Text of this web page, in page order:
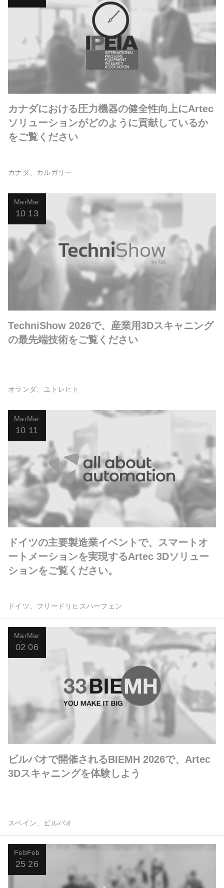
カナダにおける圧力機器の健全性向上にArtec
ソリューションがどのように貢献しているか
をご覧ください
カナダ、カルガリー
Mar
10
Mar
13
TechniShow 2026で、産業用3Dスキャニング
の最先端技術をご覧ください
オランダ、ユトレヒト
Mar
10
Mar
11
ドイツの主要製造業イベントで、スマートオ
ートメーションを実現するArtec 3Dソリュー
ションをご覧ください。
ドイツ、フリードリヒスハーフェン
Mar
02
Mar
06
ビルバオで開催されるBIEMH 2026で、Artec
3Dスキャニングを体験しよう
スペイン、ビルバオ
Feb
25
Feb
26